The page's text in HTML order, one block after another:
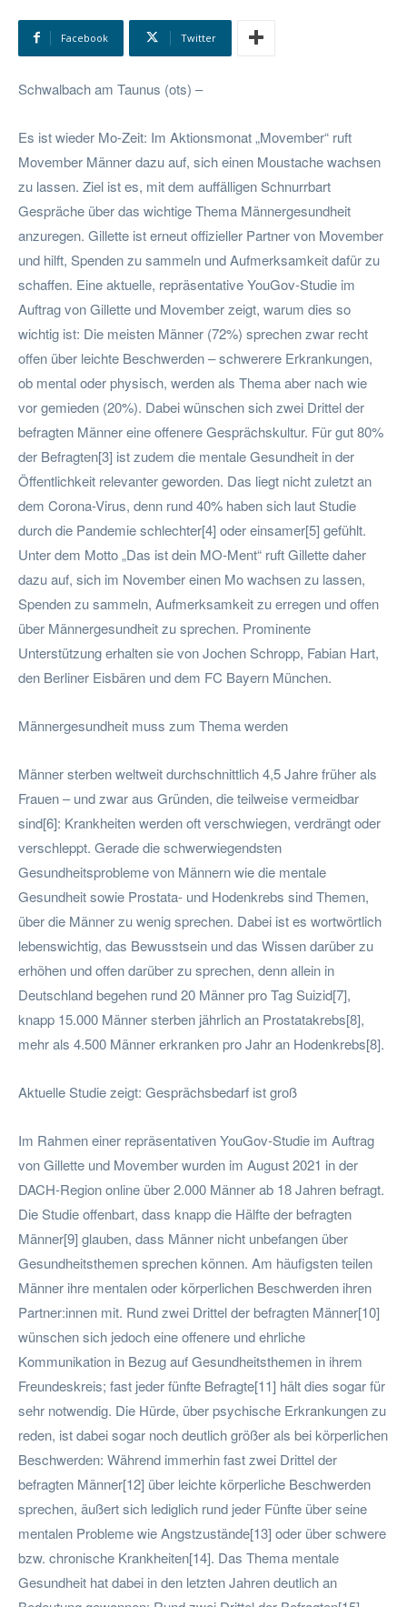
Facebook Twitter
Schwalbach am Taunus (ots) –
Es ist wieder Mo-Zeit: Im Aktionsmonat „Movember“ ruft
Movember Männer dazu auf, sich einen Moustache wachsen
zu lassen. Ziel ist es, mit dem auffälligen Schnurrbart
Gespräche über das wichtige Thema Männergesundheit
anzuregen. Gillette ist erneut offizieller Partner von Movember
und hilft, Spenden zu sammeln und Aufmerksamkeit dafür zu
schaffen. Eine aktuelle, repräsentative YouGov-Studie im
Auftrag von Gillette und Movember zeigt, warum dies so
wichtig ist: Die meisten Männer (72%) sprechen zwar recht
offen über leichte Beschwerden – schwerere Erkrankungen,
ob mental oder physisch, werden als Thema aber nach wie
vor gemieden (20%). Dabei wünschen sich zwei Drittel der
befragten Männer eine offenere Gesprächskultur. Für gut 80%
der Befragten[3] ist zudem die mentale Gesundheit in der
Öffentlichkeit relevanter geworden. Das liegt nicht zuletzt an
dem Corona-Virus, denn rund 40% haben sich laut Studie
durch die Pandemie schlechter[4] oder einsamer[5] gefühlt.
Unter dem Motto „Das ist dein MO-Ment“ ruft Gillette daher
dazu auf, sich im November einen Mo wachsen zu lassen,
Spenden zu sammeln, Aufmerksamkeit zu erregen und offen
über Männergesundheit zu sprechen. Prominente
Unterstützung erhalten sie von Jochen Schropp, Fabian Hart,
den Berliner Eisbären und dem FC Bayern München.
Männergesundheit muss zum Thema werden
Männer sterben weltweit durchschnittlich 4,5 Jahre früher als
Frauen – und zwar aus Gründen, die teilweise vermeidbar
sind[6]: Krankheiten werden oft verschwiegen, verdrängt oder
verschleppt. Gerade die schwerwiegendsten
Gesundheitsprobleme von Männern wie die mentale
Gesundheit sowie Prostata- und Hodenkrebs sind Themen,
über die Männer zu wenig sprechen. Dabei ist es wortwörtlich
lebenswichtig, das Bewusstsein und das Wissen darüber zu
erhöhen und offen darüber zu sprechen, denn allein in
Deutschland begehen rund 20 Männer pro Tag Suizid[7],
knapp 15.000 Männer sterben jährlich an Prostatakrebs[8],
mehr als 4.500 Männer erkranken pro Jahr an Hodenkrebs[8].
Aktuelle Studie zeigt: Gesprächsbedarf ist groß
Im Rahmen einer repräsentativen YouGov-Studie im Auftrag
von Gillette und Movember wurden im August 2021 in der
DACH-Region online über 2.000 Männer ab 18 Jahren befragt.
Die Studie offenbart, dass knapp die Hälfte der befragten
Männer[9] glauben, dass Männer nicht unbefangen über
Gesundheitsthemen sprechen können. Am häufigsten teilen
Männer ihre mentalen oder körperlichen Beschwerden ihren
Partner:innen mit. Rund zwei Drittel der befragten Männer[10]
wünschen sich jedoch eine offenere und ehrliche
Kommunikation in Bezug auf Gesundheitsthemen in ihrem
Freundeskreis; fast jeder fünfte Befragte[11] hält dies sogar für
sehr notwendig. Die Hürde, über psychische Erkrankungen zu
reden, ist dabei sogar noch deutlich größer als bei körperlichen
Beschwerden: Während immerhin fast zwei Drittel der
befragten Männer[12] über leichte körperliche Beschwerden
sprechen, äußert sich lediglich rund jeder Fünfte über seine
mentalen Probleme wie Angstzustände[13] oder über schwere
bzw. chronische Krankheiten[14]. Das Thema mentale
Gesundheit hat dabei in den letzten Jahren deutlich an